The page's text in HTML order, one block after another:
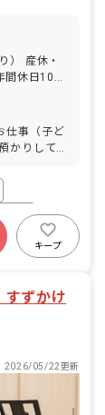
） 産休・
間休日107
仕事（子ど
かりしてい
・衣類の着
性の装着
せの作成
有給
あり
キープ
すずかけ
2026/05/22更新